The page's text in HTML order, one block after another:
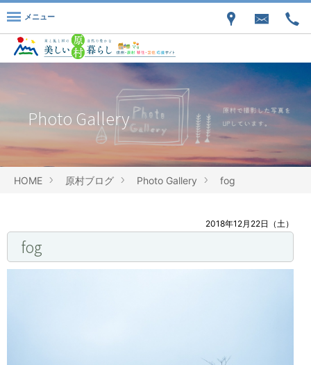
メニュー
Photo Gallery
HOME 原村ブログ Photo Gallery fog
2018年12月22日（土）
fog